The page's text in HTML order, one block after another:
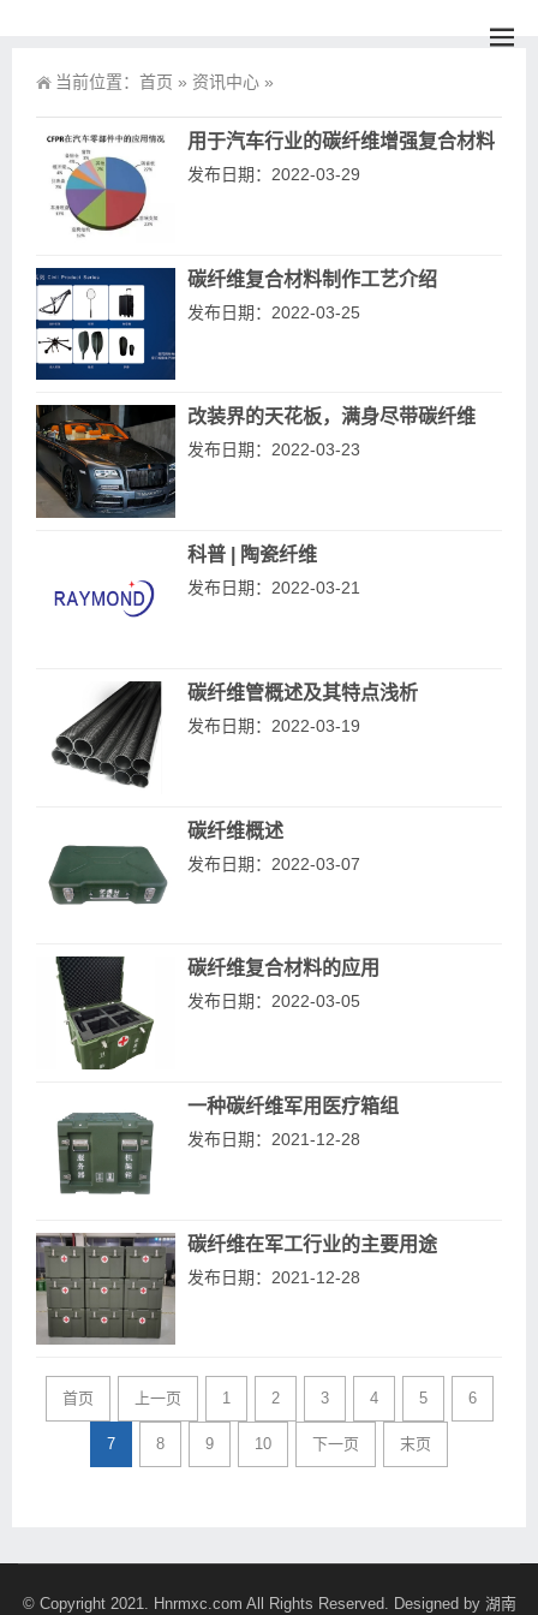
当前位置： 首页 » 资讯中心 »
用于汽车行业的碳纤维增强复合材料
发布日期：2022-03-29
碳纤维复合材料制作工艺介绍
发布日期：2022-03-25
改装界的天花板，满身尽带碳纤维
发布日期：2022-03-23
科普 | 陶瓷纤维
发布日期：2022-03-21
碳纤维管概述及其特点浅析
发布日期：2022-03-19
碳纤维概述
发布日期：2022-03-07
碳纤维复合材料的应用
发布日期：2022-03-05
一种碳纤维军用医疗箱组
发布日期：2021-12-28
碳纤维在军工行业的主要用途
发布日期：2021-12-28
首页 上一页 1 2 3 4 5 6
7 8 9 10 下一页 末页
© Copyright 2021. Hnrmxc.com All Rights Reserved. Designed by 湖南